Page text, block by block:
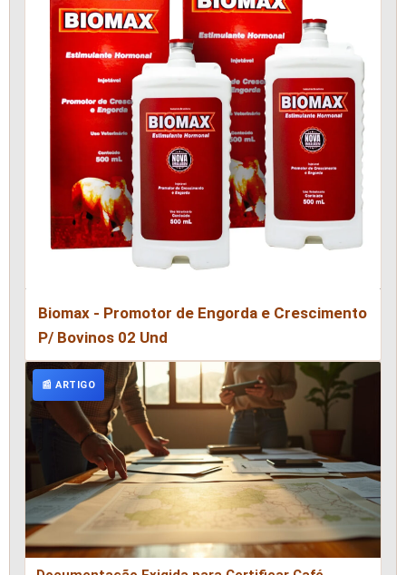
Biomax - Promotor de Engorda e Crescimento
P/ Bovinos 02 Und
📰 ARTIGO